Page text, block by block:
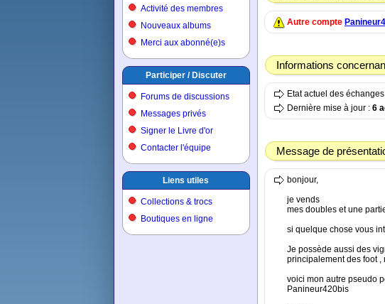
Activité des membres
Nouveaux albums
Merci aux abonné(e)s
Participer / Discuter
Forums de discussions
Messages privés
Signer le Livre d'or
Contacter l'équipe
Liens utiles
Collections & trocs
Boutiques en ligne
Autre compte
Informations
Etat actuel des
Dernière mise à jour : 6
Message de
bonjour,
je vends
mes doubles et une
si quelque chose vous
Je possède aussi des
principalement des foot ,
voici mon autre pseudo
Panineur420bis